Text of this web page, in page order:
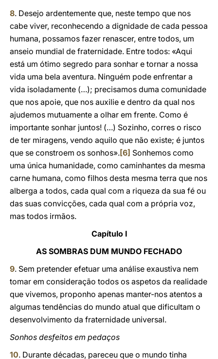
8. Desejo ardentemente que, neste tempo que nos
cabe viver, reconhecendo a dignidade de cada pessoa
humana, possamos fazer renascer, entre todos, um
anseio mundial de fraternidade. Entre todos: «Aqui
está um ótimo segredo para sonhar e tornar a nossa
vida uma bela aventura. Ninguém pode enfrentar a
vida isoladamente (…); precisamos duma comunidade
que nos apoie, que nos auxilie e dentro da qual nos
ajudemos mutuamente a olhar em frente. Como é
importante sonhar juntos! (…) Sozinho, corres o risco
de ter miragens, vendo aquilo que não existe; é juntos
que se constroem os sonhos».[6] Sonhemos como
uma única humanidade, como caminhantes da mesma
carne humana, como filhos desta mesma terra que nos
alberga a todos, cada qual com a riqueza da sua fé ou
das suas convicções, cada qual com a própria voz,
mas todos irmãos.
Capítulo I
AS SOMBRAS DUM MUNDO FECHADO
9. Sem pretender efetuar uma análise exaustiva nem
tomar em consideração todos os aspetos da realidade
que vivemos, proponho apenas manter-nos atentos a
algumas tendências do mundo atual que dificultam o
desenvolvimento da fraternidade universal.
Sonhos desfeitos em pedaços
10. Durante décadas, pareceu que o mundo tinha